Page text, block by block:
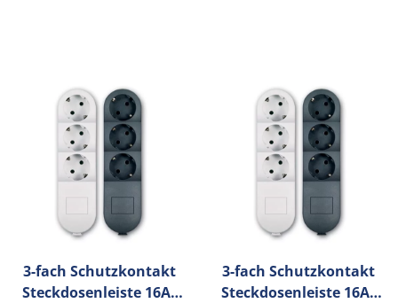
3-fach Schutzkontakt
Steckdosenleiste 16A/
3-fach Schutzkontakt
Steckdosenleiste 16A/